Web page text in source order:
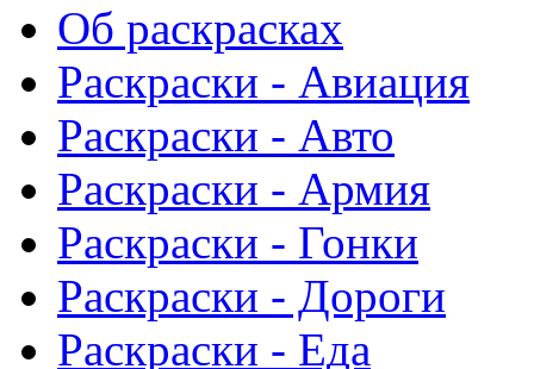
Об раскрасках
Раскраски - Авиация
Раскраски - Авто
Раскраски - Армия
Раскраски - Гонки
Раскраски - Дороги
Раскраски - Еда